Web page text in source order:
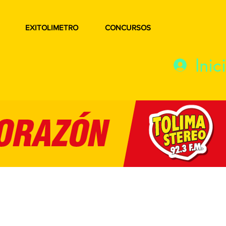
EXITOLIMETRO CONCURSOS